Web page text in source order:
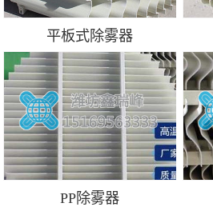
平板式除雾器
PP除雾器